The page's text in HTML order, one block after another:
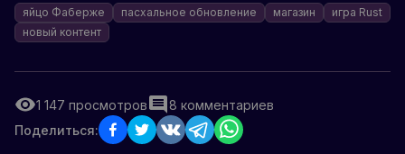
яйцо Фаберже пасхальное обновление магазин
игра Rust
новый контент
1 147 просмотров 8 комментариев
Поделиться: